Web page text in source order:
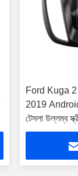
Ford Kuga
2019
টেসলা উল্লম্ব